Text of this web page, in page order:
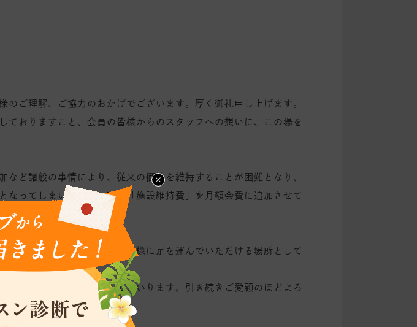
の ご理解、ご協力 のおかげでございます。厚く御礼申し上げます。
ておりますこと、 会員の皆様からのスタッフへの想いに、この場を
ど諸般の事情により、従来の価格を維持することが困難となり、
ってしまいますが、下記「施設維持費」を月額会費に追加させて
り誠に恐縮ですが、 今後も皆様に足を運んでいただける場所として
上げます。
全社スタッフ一同
尽力してまいります。引き続きご愛顧のほどよろ